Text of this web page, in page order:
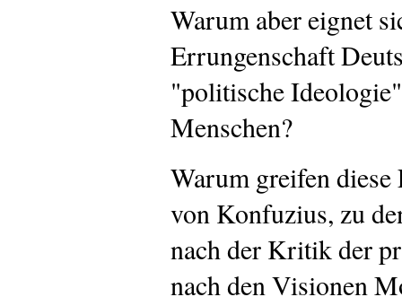
Warum aber eignet
Errungenschaft
"politische
Menschen?
Warum greifen
von Konfuzius, zu
nach der Kritik der
nach den Visionen